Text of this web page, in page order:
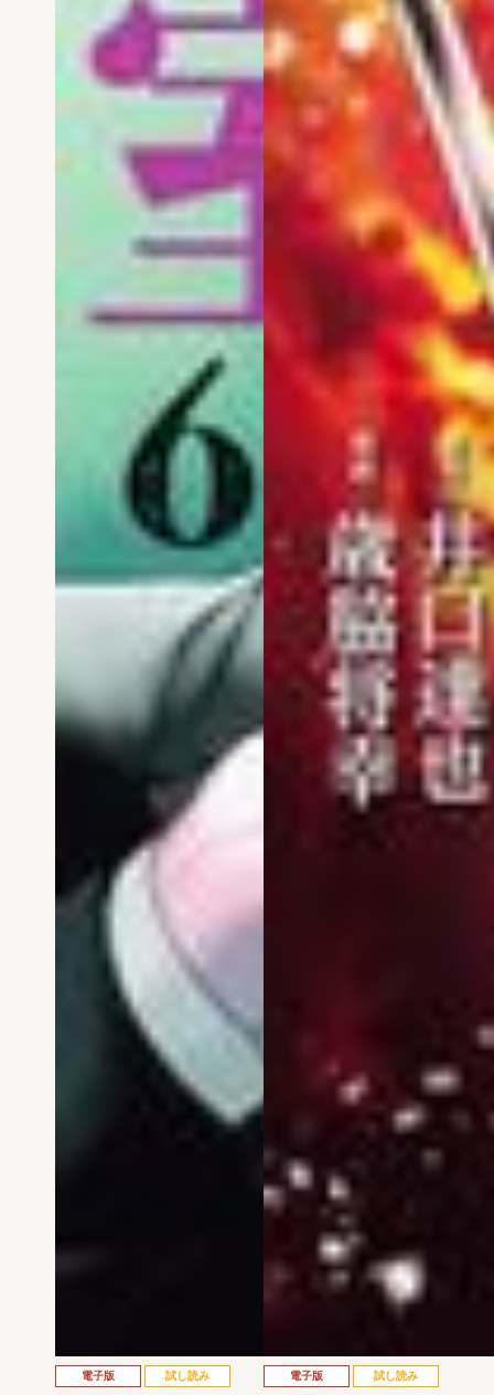
電子版 試し読み 電子版 試し読み